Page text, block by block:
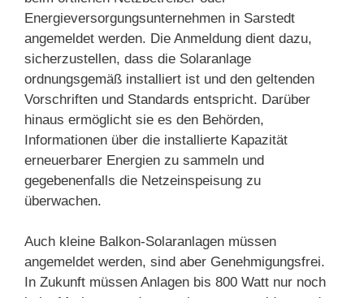
Energieversorgungsunternehmen in Sarstedt
angemeldet werden. Die Anmeldung dient dazu,
sicherzustellen, dass die Solaranlage
ordnungsgemäß installiert ist und den geltenden
Vorschriften und Standards entspricht. Darüber
hinaus ermöglicht sie es den Behörden,
Informationen über die installierte Kapazität
erneuerbarer Energien zu sammeln und
gegebenenfalls die Netzeinspeisung zu
überwachen.
Auch kleine Balkon-Solaranlagen müssen
angemeldet werden, sind aber Genehmigungsfrei.
In Zukunft müssen Anlagen bis 800 Watt nur noch